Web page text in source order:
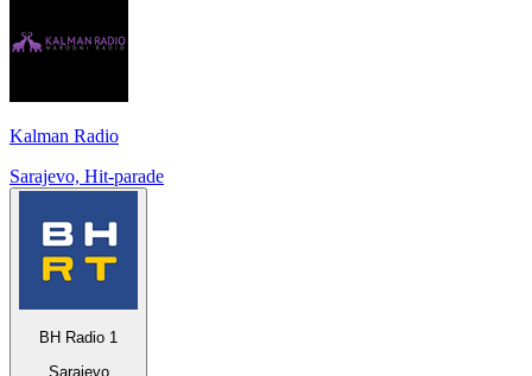
Kalman Radio
Sarajevo, Hit-parade
BH Radio 1
Sarajevo